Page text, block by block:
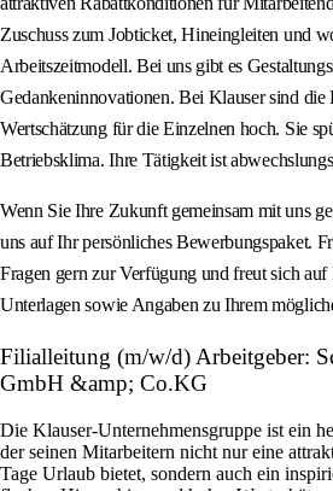
Zuschuss zum Jobticket, Hineingleiten und
Arbeitszeitmodell. Bei uns gibt es
Gedankeninnovationen. Bei Klauser sind
Wertschätzung für die Einzelnen hoch. Sie
Betriebsklima. Ihre Tätigkeit ist
Wenn Sie Ihre Zukunft gemeinsam mit uns
uns auf Ihr persönliches Bewerbungspaket.
Fragen gern zur Verfügung und freut sich
Unterlagen sowie Angaben zu Ihrem
Filialleitung (m/w/d) Arbeitgeber:
GmbH &amp; Co.KG
Die Klauser-Unternehmensgruppe ist ein
der seinen Mitarbeitern nicht nur eine
Tage Urlaub bietet, sondern auch ein